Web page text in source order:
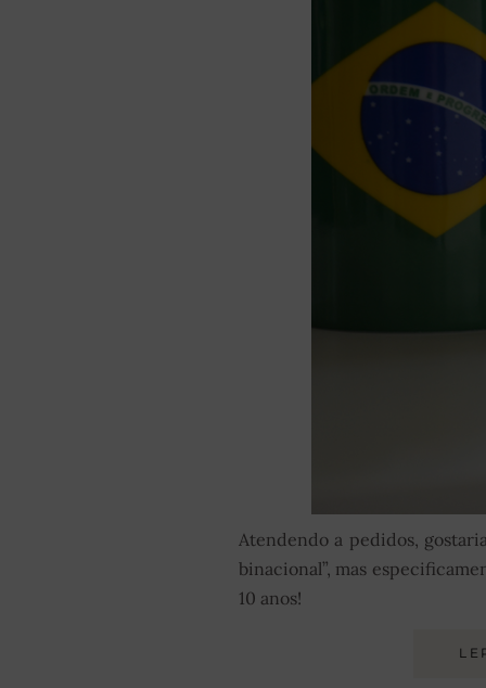
Atendendo a pedidos,
binacional”, mas
10 anos!